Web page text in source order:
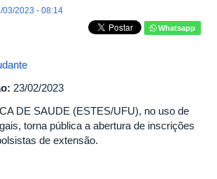
03/2023 - 08:14
Whatsapp
23/02/2023
DE SAUDE (ESTES/UFU), no uso de
torna pública a abertura de inscrições
de extensão.